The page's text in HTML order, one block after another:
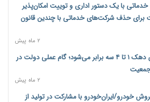
۱ روز پیش
در سایه تورم؛ قدرت خرید یارانه یک‌میلیونی
با یک دستور اداری و توییت امکان‌پذیر
حذف شرکت‌های خدماتی با چندین قانون
۲ ماه پیش
یارانه خانواده‌های دهک ۱ تا ۴ سه برابر می‌شود؛ گام عملی دولت در
جمعیت
۲ ماه پیش
خودرو/ایران‌خودرو با مشارکت در تولید از